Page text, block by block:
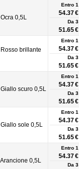
0,5L
Entro 1
54.37 €
Da 3
51.65 €
brillante
Entro 1
54.37 €
Da 3
51.65 €
scuro 0,5L
Entro 1
54.37 €
Da 3
51.65 €
sole 0,5L
Entro 1
54.37 €
Da 3
51.65 €
0,5L
Entro 1
54.37 €
Da 3